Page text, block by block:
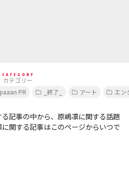
CATEGORY
カテゴリー
PR _終了_ アート エン
記事の中から、原嶋凛に関する話題
関する記事はこのページからいつで